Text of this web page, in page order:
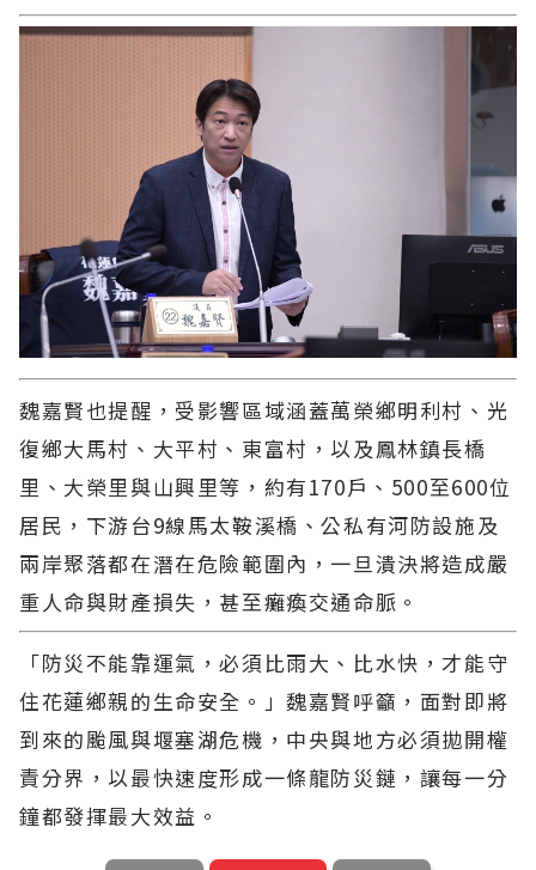
魏嘉賢也提醒，受影響區域涵蓋萬榮鄉明利村、光
復鄉大馬村、大平村、東富村，以及鳳林鎮長橋
里、大榮里與山興里等，約有170戶、500至600位
居民，下游台9線馬太鞍溪橋、公私有河防設施及
兩岸聚落都在潛在危險範圍內，一旦潰決將造成嚴
重人命與財產損失，甚至癱瘓交通命脈。
「防災不能靠運氣，必須比雨大、比水快，才能守
住花蓮鄉親的生命安全。」魏嘉賢呼籲，面對即將
到來的颱風與堰塞湖危機，中央與地方必須拋開權
責分界，以最快速度形成一條龍防災鏈，讓每一分
鐘都發揮最大效益。